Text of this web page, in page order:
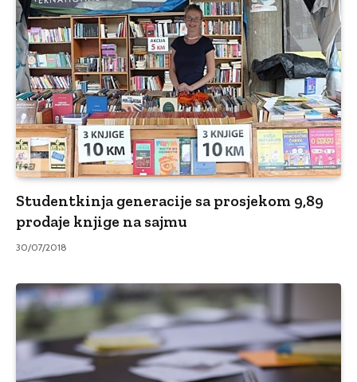
Studentkinja generacije sa prosjekom 9,89
prodaje knjige na sajmu
30/07/2018